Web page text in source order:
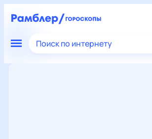
Поиск по интернету